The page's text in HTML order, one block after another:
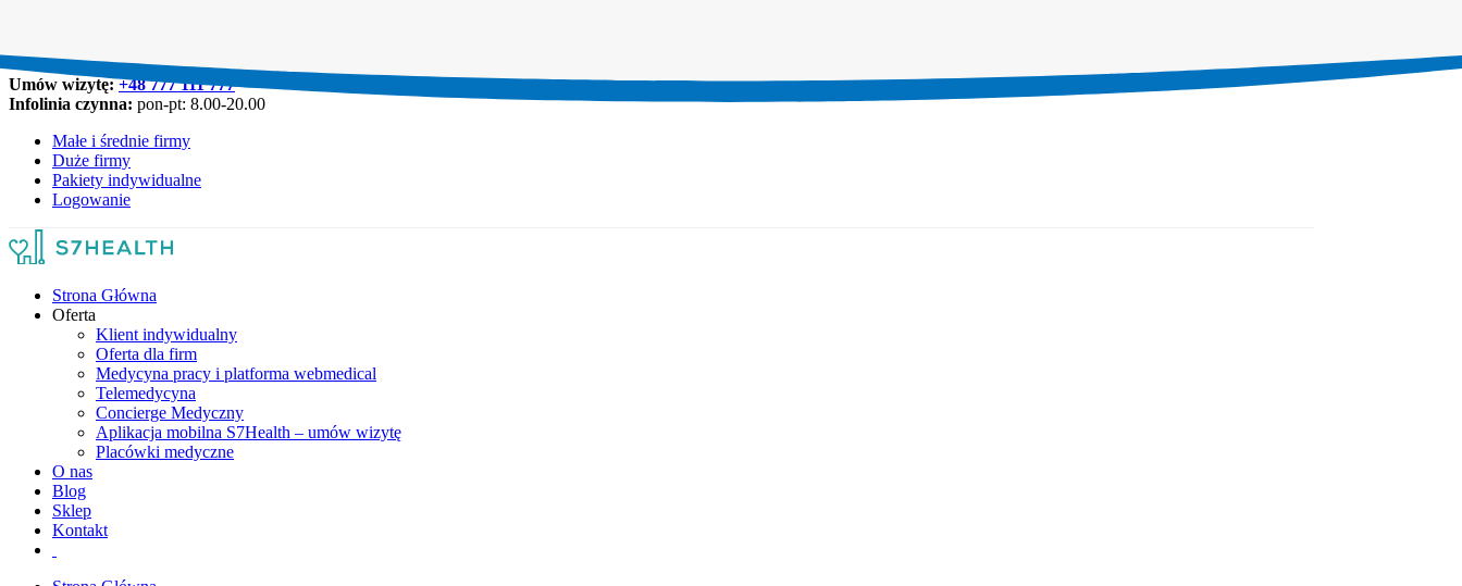
Umów wizytę:+48 777 111 777
Infolinia czynna: pon-pt: 8.00-20.00
Małe i średnie firmy
Duże firmy
Pakiety indywidualne
Logowanie
Strona Główna
Oferta
Klient indywidualny
Oferta dla firm
Medycyna pracy i platforma webmedical
Telemedycyna
Concierge Medyczny
Aplikacja mobilna S7Health – umów wizytę
Placówki medyczne
O nas
Blog
Sklep
Kontakt